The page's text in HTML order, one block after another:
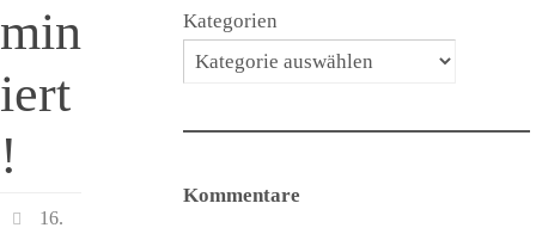
min
iert
!
16.
Kategorien
Kommentare